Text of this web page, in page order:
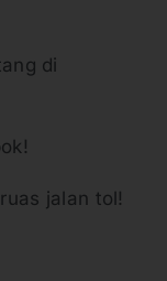
di
jalan tol!